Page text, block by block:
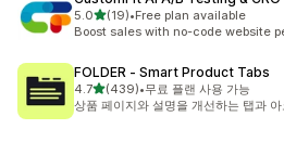
5.0별 5개 중
(19)
총 리뷰 19개
•Free plan available
Boost sales with no-code website
FOLDER ‑ Smart Product Tabs
4.7별 5개 중
(439)
총 리뷰 439개
•무료 플랜 사용 가능
상품 페이지와 설명을 개선하는 탭과 아